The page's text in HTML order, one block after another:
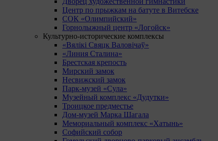
Центр по прыжкам на батуте в Витебске
СОК «Олимпийский»
Горнолыжный центр «Логойск»
Культурно-исторические комплексы
«Вялікі Свяцк Валовічаў»
«Линия Сталина»
Брестская крепость
Мирский замок
Несвижский замок
Парк-музей «Сула»
Музейный комплекс «Дудутки»
Троицкое предместье
Дом-музей Марка Шагала
Мемориальный комплекс «Хатынь»
Софийский собор